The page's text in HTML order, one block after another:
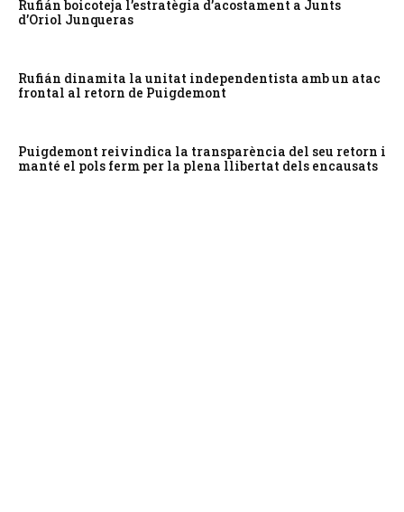
Rufián boicoteja l’estratègia d’acostament a Junts
d’Oriol Junqueras
Rufián dinamita la unitat independentista amb un atac
frontal al retorn de Puigdemont
Puigdemont reivindica la transparència del seu retorn i
manté el pols ferm per la plena llibertat dels encausats